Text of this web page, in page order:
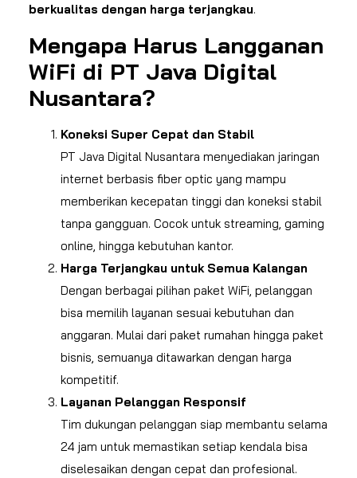
berkualitas dengan harga terjangkau.
Mengapa Harus Langganan
WiFi di PT Java Digital
Nusantara?
Koneksi Super Cepat dan Stabil
PT Java Digital Nusantara menyediakan jaringan
internet berbasis fiber optic yang mampu
memberikan kecepatan tinggi dan koneksi stabil
tanpa gangguan. Cocok untuk streaming, gaming
online, hingga kebutuhan kantor.
Harga Terjangkau untuk Semua Kalangan
Dengan berbagai pilihan paket WiFi, pelanggan
bisa memilih layanan sesuai kebutuhan dan
anggaran. Mulai dari paket rumahan hingga paket
bisnis, semuanya ditawarkan dengan harga
kompetitif.
Layanan Pelanggan Responsif
Tim dukungan pelanggan siap membantu selama
24 jam untuk memastikan setiap kendala bisa
diselesaikan dengan cepat dan profesional.